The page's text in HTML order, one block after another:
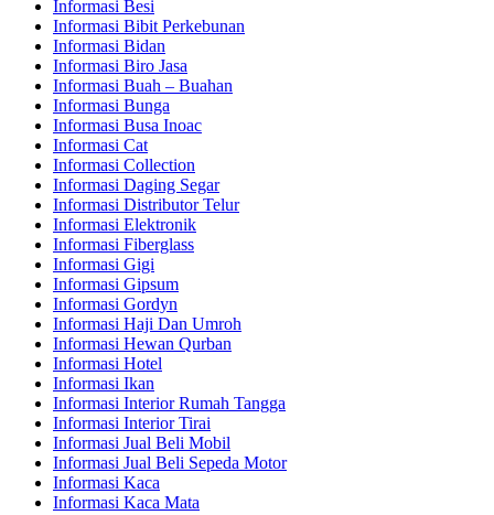
Informasi Besi
Informasi Bibit Perkebunan
Informasi Bidan
Informasi Biro Jasa
Informasi Buah – Buahan
Informasi Bunga
Informasi Busa Inoac
Informasi Cat
Informasi Collection
Informasi Daging Segar
Informasi Distributor Telur
Informasi Elektronik
Informasi Fiberglass
Informasi Gigi
Informasi Gipsum
Informasi Gordyn
Informasi Haji Dan Umroh
Informasi Hewan Qurban
Informasi Hotel
Informasi Ikan
Informasi Interior Rumah Tangga
Informasi Interior Tirai
Informasi Jual Beli Mobil
Informasi Jual Beli Sepeda Motor
Informasi Kaca
Informasi Kaca Mata